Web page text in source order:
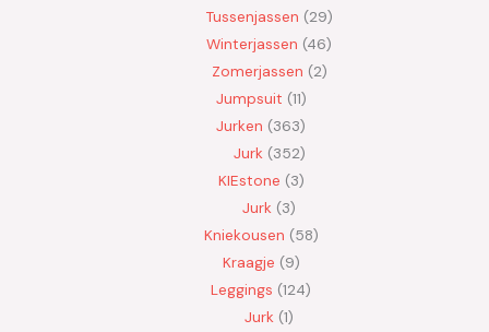
Tussenjassen 29
Winterjassen 46
Zomerjassen 2
Jumpsuit 11
Jurken 363
Jurk 352
KIEstone 3
Jurk 3
Kniekousen 58
Kraagje 9
Leggings 124
Jurk 1